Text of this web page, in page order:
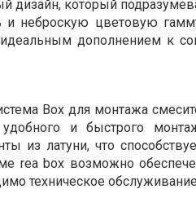
дизайн, который
и неброскую цветовую
дополнением к
Box для монтажа
удобного и быстрого
из латуни, что
rea box возможно
техническое